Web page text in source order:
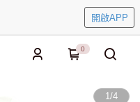
開啟APP
0
1/4